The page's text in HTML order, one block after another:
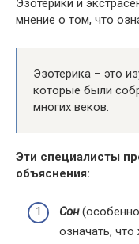
мнение о том, что
Эзотерика – это
которые были
многих веков.
Эти специалисты
объяснения:
Сон
означать,